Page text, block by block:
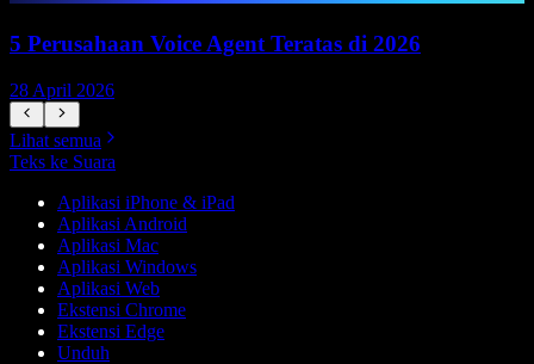
5 Perusahaan Voice Agent Teratas di 2026
28 April 2026
Lihat semua
Teks ke Suara
Aplikasi iPhone & iPad
Aplikasi Android
Aplikasi Mac
Aplikasi Windows
Aplikasi Web
Ekstensi Chrome
Ekstensi Edge
Unduh